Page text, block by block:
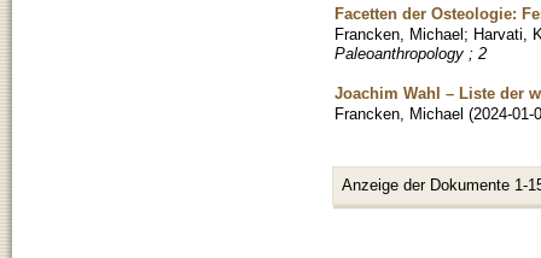
Facetten der Osteologie:
Francken, Michael ; Harvati,
Paleoanthropology ; 2
Joachim Wahl – Liste der
Francken, Michael (2024-01-
Anzeige der Dokumente 1-